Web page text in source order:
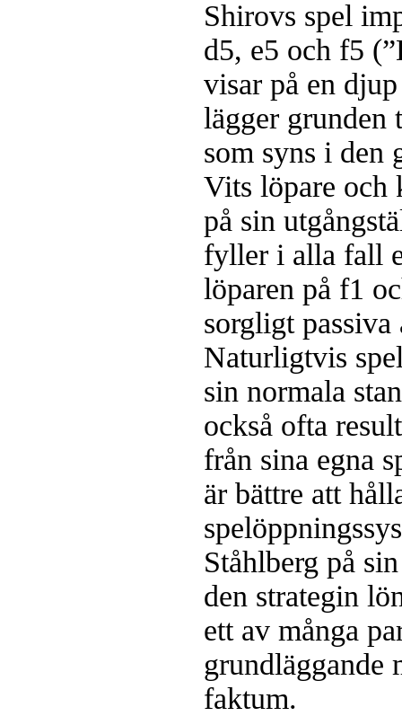
Shirovs spel
d5, e5 och f5
visar på en
lägger grunden
som syns i den
Vits löpare och
på sin
fyller i alla fall
löparen på f1
sorgligt passiva
Naturligtvis
sin normala
också ofta
från sina egna
är bättre att
Ståhlberg på
den strategin
ett av många
grundläggande
faktum.